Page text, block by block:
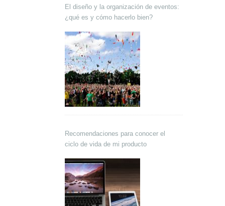
El diseño y la organización de eventos:
¿qué es y cómo hacerlo bien?
Recomendaciones para conocer el
ciclo de vida de mi producto